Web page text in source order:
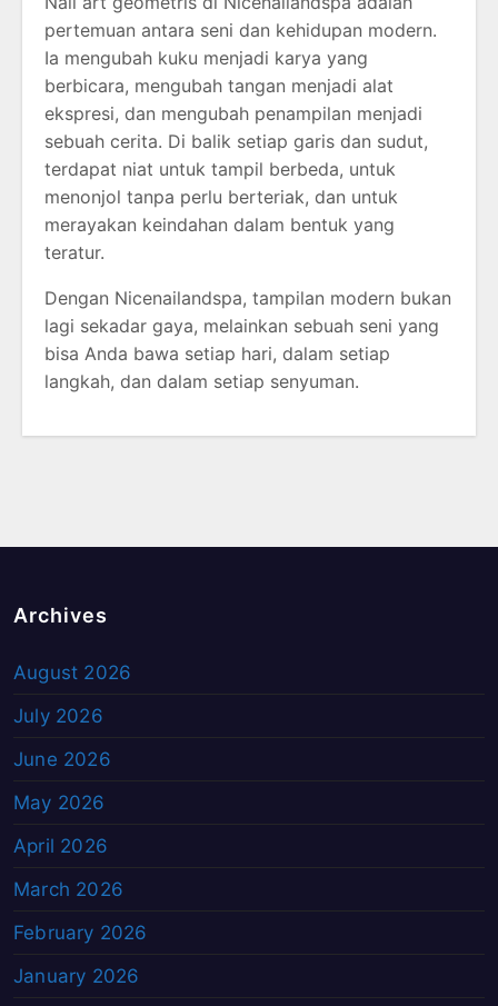
pertemuan antara seni dan kehidupan modern.
Ia mengubah kuku menjadi karya yang
berbicara, mengubah tangan menjadi alat
ekspresi, dan mengubah penampilan menjadi
sebuah cerita. Di balik setiap garis dan sudut,
terdapat niat untuk tampil berbeda, untuk
menonjol tanpa perlu berteriak, dan untuk
merayakan keindahan dalam bentuk yang
teratur.
Dengan Nicenailandspa, tampilan modern bukan
lagi sekadar gaya, melainkan sebuah seni yang
bisa Anda bawa setiap hari, dalam setiap
langkah, dan dalam setiap senyuman.
Archives
August 2026
July 2026
June 2026
May 2026
April 2026
March 2026
February 2026
January 2026